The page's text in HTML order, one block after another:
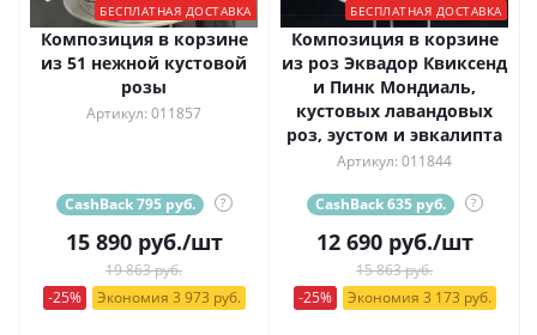
БЕСПЛАТНАЯ ДОСТАВКА
Композиция в корзине
из 51 нежной кустовой
розы
Артикул: 011857
CashBack 795 руб. ?
15 890руб./шт
19 863 руб.
-25%
Экономия 3 973 руб.
БЕСПЛАТНАЯ ДОСТАВКА
Композиция в корзине
из роз Эквадор Квиксенд
и Пинк Мондиаль,
кустовых лавандовых
роз, эустом и эвкалипта
Артикул: 011844
CashBack 635 руб. ?
12 690руб./шт
15 863 руб.
-25%
Экономия 3 173 руб.